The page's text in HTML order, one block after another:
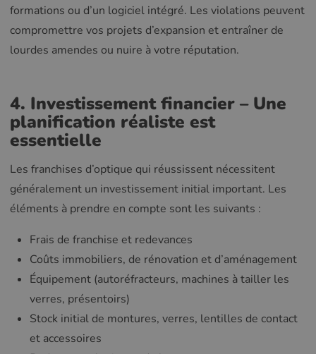
formations ou d’un logiciel intégré. Les violations peuvent
compromettre vos projets d’expansion et entraîner de
lourdes amendes ou nuire à votre réputation.
4. Investissement financier – Une
planification réaliste est
essentielle
Les franchises d’optique qui réussissent nécessitent
généralement un investissement initial important. Les
éléments à prendre en compte sont les suivants :
Frais de franchise et redevances
Coûts immobiliers, de rénovation et d’aménagement
Équipement (autoréfracteurs, machines à tailler les
verres, présentoirs)
Stock initial de montures, verres, lentilles de contact
et accessoires